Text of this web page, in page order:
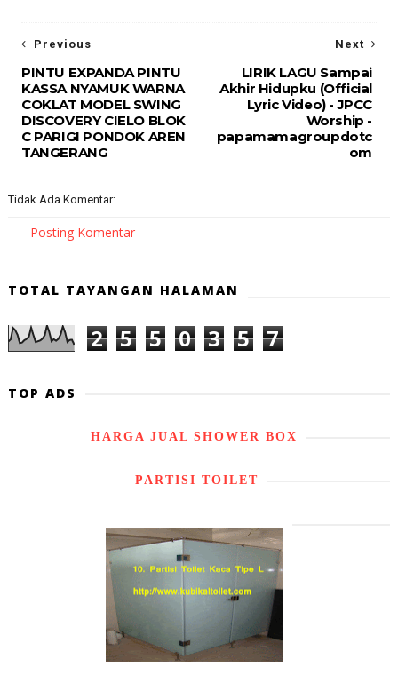
Next
LIRIK LAGU Sampai
Akhir Hidupku (Official
Lyric Video) - JPCC
Worship -
papamamagroupdotc
om
Previous
PINTU EXPANDA PINTU
KASSA NYAMUK WARNA
COKLAT MODEL SWING
DISCOVERY CIELO BLOK
C PARIGI PONDOK AREN
TANGERANG
Tidak Ada Komentar:
Posting Komentar
TOTAL TAYANGAN HALAMAN
2 5 5 0 3 5 7
TOP ADS
HARGA JUAL SHOWER BOX
PARTISI TOILET